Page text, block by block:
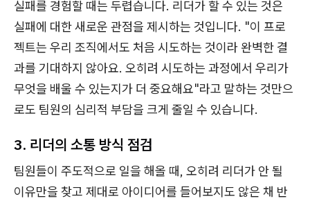
실패를 경험할 때는 두렵습니다. 리더가 할 수 있는 것은
실패에 대한 새로운 관점을 제시하는 것입니다. "이 프로
젝트는 우리 조직에서도 처음 시도하는 것이라 완벽한 결
과를 기대하지 않아요. 오히려 시도하는 과정에서 우리가
무엇을 배울 수 있는지가 더 중요해요"라고 말하는 것만으
로도 팀원의 심리적 부담을 크게 줄일 수 있습니다.
3. 리더의 소통 방식 점검
팀원들이 주도적으로 일을 해올 때, 오히려 리더가 안 될
이유만을 찾고 제대로 아이디어를 들어보지도 않은 채 반